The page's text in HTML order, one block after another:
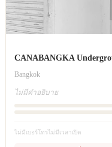
CANABANGKA
Bangkok
ไม่มีคำอธิบาย
ไม่มีเบอร์โทรไม่มีเวลาเปิด